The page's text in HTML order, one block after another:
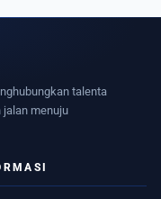
talenta
jalan menuju